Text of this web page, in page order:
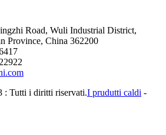
Road, Wuli Industrial District,
Province, China 362200
: Tutti i diritti riservati.I prudutti caldi -